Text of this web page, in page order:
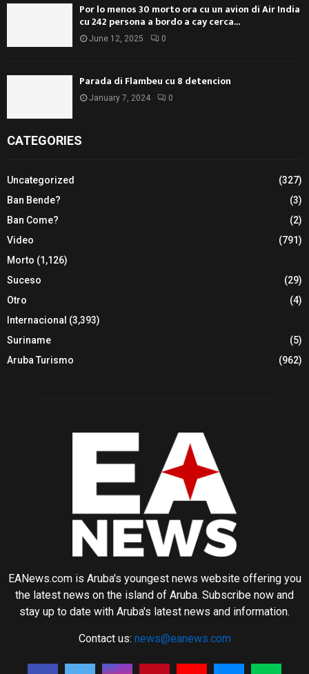
Por lo menos 30 morto ora cu un avion di Air India
cu 242 persona a bordo a cay cerca...
June 12, 2025 0
Parada di Flambeu cu 8 detencion
January 7, 2024 0
CATEGORIES
Uncategorized
(327)
Ban Bende?
(3)
Ban Come?
(2)
Video
(791)
Morto (1,126)
Suceso
(29)
Otro
(4)
Internacional (3,393)
Suriname
(5)
Aruba Turismo
(962)
EANews.com is Aruba's youngest news website offering you
the latest news on the island of Aruba. Subscribe now and
stay up to date with Aruba's latest news and information.
Contact us: news@eanews.com